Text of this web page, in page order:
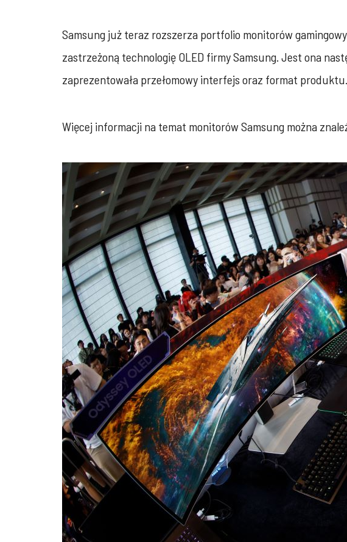
Samsung już teraz rozszerza portfolio monitorów
zastrzeżoną technologię OLED firmy Samsung. Jest ona
zaprezentowała przełomowy interfejs oraz format produktu.
Więcej informacji na temat monitorów Samsung można